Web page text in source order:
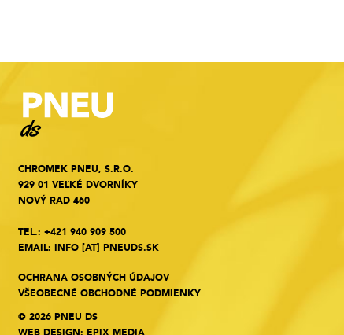
CHROMEK PNEU, S.R.O.
929 01 VEĽKÉ DVORNÍKY
NOVÝ RAD 460
TEL.: +421 940 909 500
EMAIL: INFO [AT] PNEUDS.SK
OCHRANA OSOBNÝCH ÚDAJOV
VŠEOBECNÉ OBCHODNÉ PODMIENKY
© 2026 PNEU DS